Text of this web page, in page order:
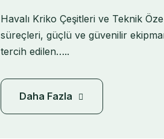
Havalı Kriko Çeşitleri ve Teknik
süreçleri, güçlü ve güvenilir
tercih edilen…..
Daha Fazla